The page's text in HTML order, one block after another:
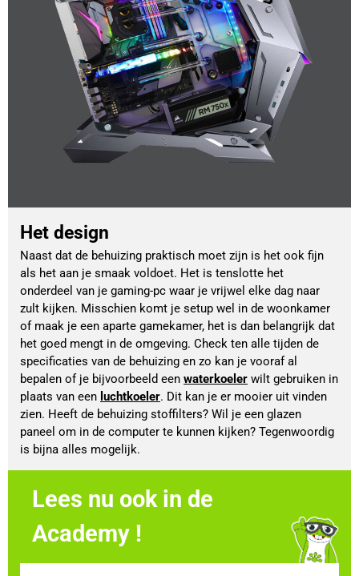
Het design
Naast dat de behuizing praktisch moet zijn is het ook fijn
als het aan je smaak voldoet. Het is tenslotte het
onderdeel van je gaming-pc waar je vrijwel elke dag naar
zult kijken. Misschien komt je setup wel in de woonkamer
of maak je een aparte gamekamer, het is dan belangrijk dat
het goed mengt in de omgeving. Check ten alle tijden de
specificaties van de behuizing en zo kan je vooraf al
bepalen of je bijvoorbeeld een waterkoeler wilt gebruiken in
plaats van een luchtkoeler. Dit kan je er mooier uit vinden
zien. Heeft de behuizing stoffilters? Wil je een glazen
paneel om in de computer te kunnen kijken? Tegenwoordig
is bijna alles mogelijk.
Lees nu ook in de
Academy !